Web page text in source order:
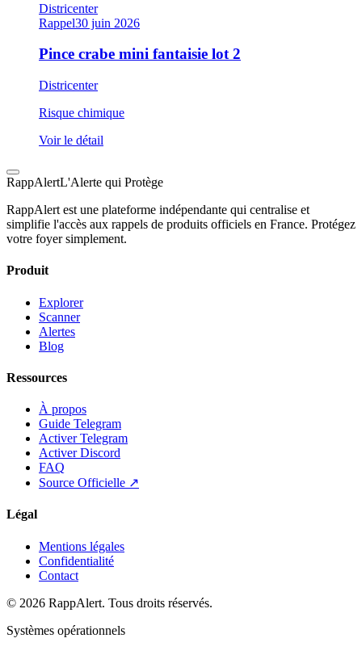
Districenter
Rappel30 juin 2026
Pince crabe mini fantaisie lot 2
Districenter
Risque chimique
Voir le détail
RappAlertL'Alerte qui Protège
RappAlert est une plateforme indépendante qui centralise et
simplifie l'accès aux rappels de produits officiels en France. Protégez
votre foyer simplement.
Produit
Explorer
Scanner
Alertes
Blog
Ressources
À propos
Guide Telegram
Activer Telegram
Activer Discord
FAQ
Source Officielle ↗
Légal
Mentions légales
Confidentialité
Contact
© 2026 RappAlert. Tous droits réservés.
Systèmes opérationnels